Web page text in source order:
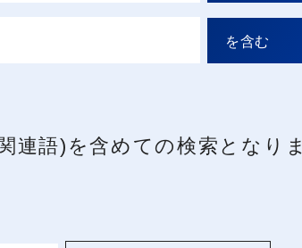
連語)を含めての検索となりま